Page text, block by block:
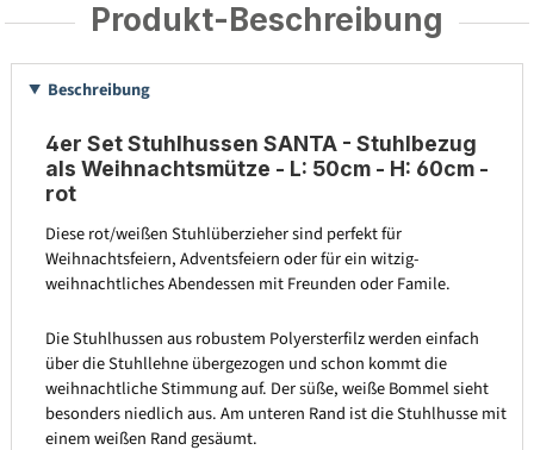
Produkt-Beschreibung
Beschreibung
4er Set Stuhlhussen SANTA - Stuhlbezug
als Weihnachtsmütze - L: 50cm - H: 60cm -
rot
Diese rot/weißen Stuhlüberzieher sind perfekt für
Weihnachtsfeiern, Adventsfeiern oder für ein witzig-
weihnachtliches Abendessen mit Freunden oder Famile.
Die Stuhlhussen aus robustem Polyersterfilz werden einfach
über die Stuhllehne übergezogen und schon kommt die
weihnachtliche Stimmung auf. Der süße, weiße Bommel sieht
besonders niedlich aus. Am unteren Rand ist die Stuhlhusse mit
einem weißen Rand gesäumt.